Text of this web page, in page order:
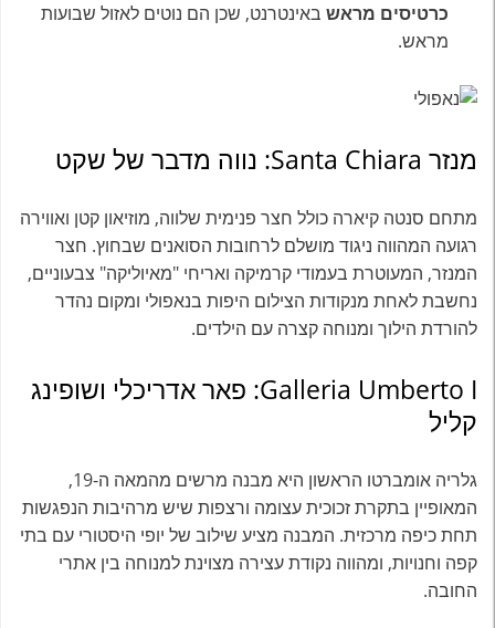
כרטיסים מראש באינטרנט, שכן הם נוטים לאזול שבועות
מראש.
מנזר Santa Chiara: נווה מדבר של שקט
מתחם סנטה קיארה כולל חצר פנימית שלווה, מוזיאון קטן ואווירה
רגועה המהווה ניגוד מושלם לרחובות הסואנים שבחוץ. חצר
המנזר, המעוטרת בעמודי קרמיקה ואריחי "מאיוליקה" צבעוניים,
נחשבת לאחת מנקודות הצילום היפות בנאפולי ומקום נהדר
להורדת הילוך ומנוחה קצרה עם הילדים.
Galleria Umberto I: פאר אדריכלי ושופינג
קליל
גלריה אומברטו הראשון היא מבנה מרשים מהמאה ה-19,
המאופיין בתקרת זכוכית עצומה ורצפות שיש מרהיבות הנפגשות
תחת כיפה מרכזית. המבנה מציע שילוב של יופי היסטורי עם בתי
קפה וחנויות, ומהווה נקודת עצירה מצוינת למנוחה בין אתרי
החובה.